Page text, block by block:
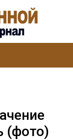
(фото)